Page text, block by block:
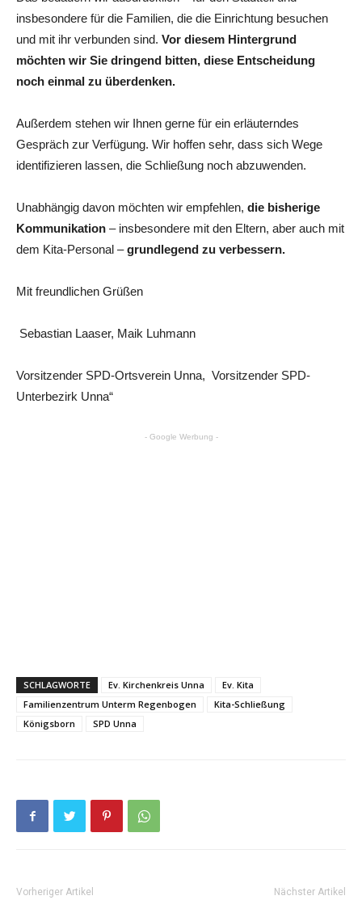
insbesondere für die Familien, die die Einrichtung besuchen
und mit ihr verbunden sind. Vor diesem Hintergrund
möchten wir Sie dringend bitten, diese Entscheidung
noch einmal zu überdenken.
Außerdem stehen wir Ihnen gerne für ein erläuterndes
Gespräch zur Verfügung. Wir hoffen sehr, dass sich Wege
identifizieren lassen, die Schließung noch abzuwenden.
Unabhängig davon möchten wir empfehlen, die bisherige
Kommunikation – insbesondere mit den Eltern, aber auch mit
dem Kita-Personal –grundlegend zu verbessern.
Mit freundlichen Grüßen
Sebastian Laaser, Maik Luhmann
Vorsitzender SPD-Ortsverein Unna, Vorsitzender SPD-
Unterbezirk Unna“
- Google Werbung -
SCHLAGWORTE Ev. Kirchenkreis Unna
Ev. Kita
Familienzentrum Unterm Regenbogen
Kita-Schließung
Königsborn
SPD Unna
Vorheriger Artikel Nächster Artikel